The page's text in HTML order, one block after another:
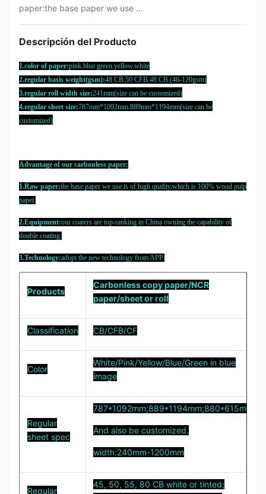
paper:the base paper we use ...
Descripción del Producto
1.color of paper:pink.blue.green.yellow.white
2.regular basis weight(gsm):48 CB.50 CFB.48 CB.(46-120gsm)
3.regular roll width size:241mm(size can be customized)
4.regular sheet size:787mm*1092mm.889mm*1194mm(size can be
customized)
Advantage of our carbonless paper:
1.Raw paper:the base paper we use is of high quality.which is 100% wood pulp
paper.
2.Equipment:our coaters are top-ranking in China owning the capability of
double coating.
3.Technology:adopt the new technology from APP.
Products
Carbonless copy paper/NCR
paper/sheet or roll
Classification CB/CFB/CF
Color
White/Pink/Yellow/Blue/Green in blue
image
Regular
sheet spec
787*1092mm;889*1194mm;880*615mm;
And also be customized.
width:240mm-1200mm
Regular
45, 50, 55, 80 CB white or tinted;